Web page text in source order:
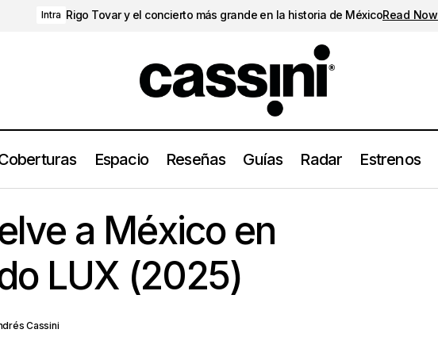
Intra Rigo Tovar y el concierto más grande en la historia de MéxicoRead Now
Espacio Reseñas Guías Radar Estrenos
Rosalía vuelve a México en presentando LUX (2025)
a México en
LUX (2025)
Cassini